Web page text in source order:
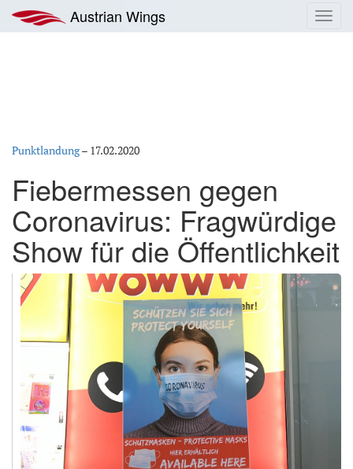
Inhalt
springen
Austrian Wings
Punktlandung– 17.02.2020
Fiebermessen gegen
Coronavirus: Fragwürdige
Show für die Öffentlichkeit